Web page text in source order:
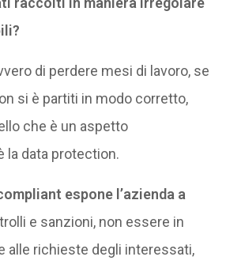
di perdere mesi di lavoro, se
si è partiti in modo corretto,
che è un aspetto
la data protection.
espone l’azienda a
e sanzioni, non essere in
alle richieste degli interessati,